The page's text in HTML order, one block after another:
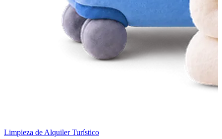
Limpieza de Alquiler Turístico